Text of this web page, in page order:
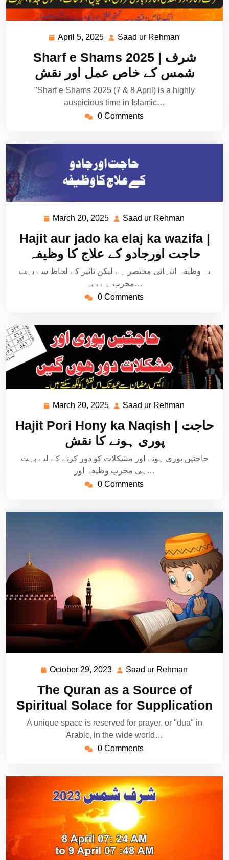
April 5, 2025 April
2025
Saad ur Rehman
Rehman
Sharf e Shams 2025 | شرف
شمس کے خاص عمل اور نقش
"Sharf e Shams 2025 (7 & 8 April) is a highly
auspicious time in Islamic…
0 Comments
March 20, 2025 March
2025
Saad ur Rehman
Rehman
Hajit aur jado ka elaj ka wazifa |
حاجت اورجادو کے علاج کا وظیفہ
یہ وظیفہ انتہائی مختصر ہے لیکن تاثیر کے لحاظ سے بہت
مجرب ہے ، یہ…
0 Comments
March 20, 2025 March
2025
Saad ur Rehman
Rehman
Hajit Pori Hony ka Naqish | حاجت
پوری ہونے کا نقش
حاجتیں پوری ہونے اور مشکلات کو دور کرنے کے لیے بہت
ہی مجرب وظیفہ اور…
0 Comments
October 29, 2023 October
2023
Saad ur Rehman
Rehman
The Quran as a Source of
Spiritual Solace for Supplication
A unique space is reserved for prayer, or "dua" in
Arabic, in the wide world…
0 Comments